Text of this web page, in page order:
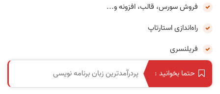
فروش سورس، قالب، افزونه و...
راه‌اندازی استارتاپ
فریلنسری
حتما بخوانید : پردرآمدترین زبان برنامه نویسی